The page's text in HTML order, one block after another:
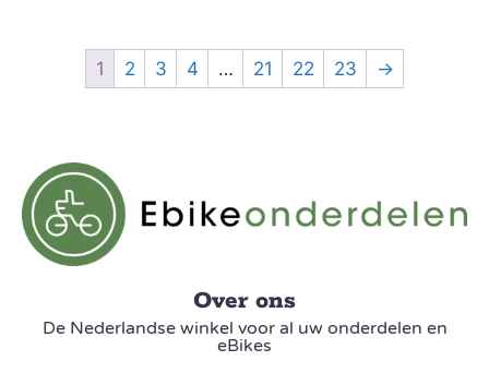
1 2 3 4 … 21 22 23 →
Over ons
De Nederlandse winkel voor al uw onderdelen en
eBikes